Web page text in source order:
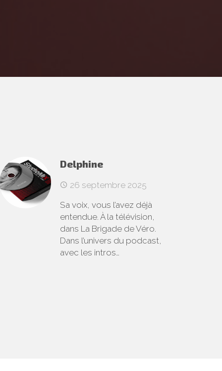
Delphine
26 septembre 2025
Sa voix, vous l’avez déjà
entendue. À la télévision,
dans La Brigade de Véro.
Dans l’univers du podcast,
avec les intros…